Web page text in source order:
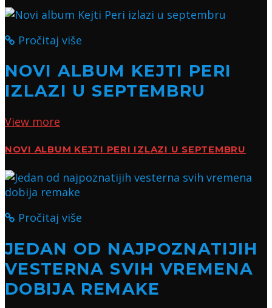
Pročitaj više
NOVI ALBUM KEJTI PERI
IZLAZI U SEPTEMBRU
View more
NOVI ALBUM KEJTI PERI IZLAZI U SEPTEMBRU
Pročitaj više
JEDAN OD NAJPOZNATIJIH
VESTERNA SVIH VREMENA
DOBIJA REMAKE